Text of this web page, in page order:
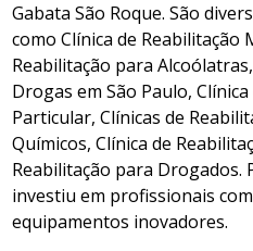
Gabata São Roque. São
como Clínica de Reabilitação
Reabilitação para
Drogas em São Paulo,
Particular, Clínicas de
Químicos, Clínica de
Reabilitação para Drogados.
investiu em profissionais
equipamentos inovadores.